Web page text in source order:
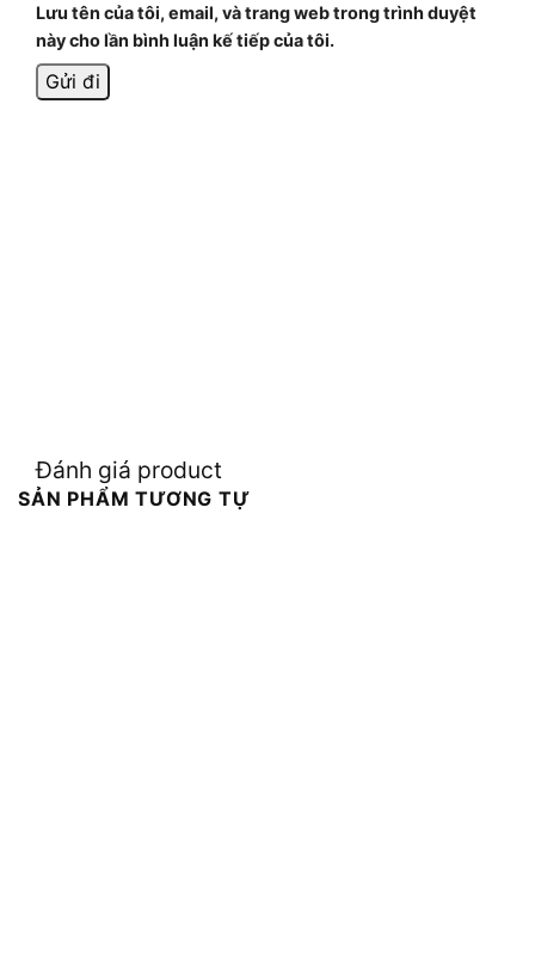
Lưu tên của tôi, email, và trang web trong trình duyệt
này cho lần bình luận kế tiếp của tôi.
Đánh giá product
SẢN PHẨM TƯƠNG TỰ